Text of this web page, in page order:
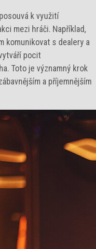
k využití
mezi hráči. Například,
komunikovat s dealery a
pocit
Toto je významný krok
a příjemnějším